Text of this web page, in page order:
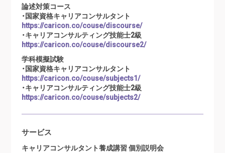
論述対策コース
・国家資格キャリアコンサルタント
https://caricon.co/couse/discourse/
・キャリアコンサルティング技能士2級
https://caricon.co/couse/discourse2/
学科模擬試験
・国家資格キャリアコンサルタント
https://caricon.co/couse/subjects1/
・キャリアコンサルティング技能士2級
https://caricon.co/couse/subjects2/
サービス
キャリアコンサルタント養成講習 個別説明会